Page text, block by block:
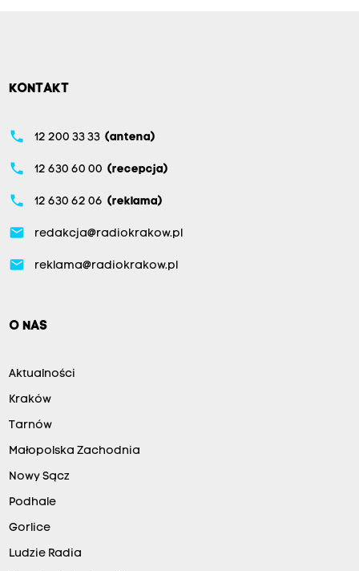
KONTAKT
phone 12 200 33 33 (antena)
phone 12 630 60 00 (recepcja)
phone 12 630 62 06 (reklama)
email redakcja@radiokrakow.pl
email reklama@radiokrakow.pl
O NAS
Aktualności
Kraków
Tarnów
Małopolska Zachodnia
Nowy Sącz
Podhale
Gorlice
Ludzie Radia